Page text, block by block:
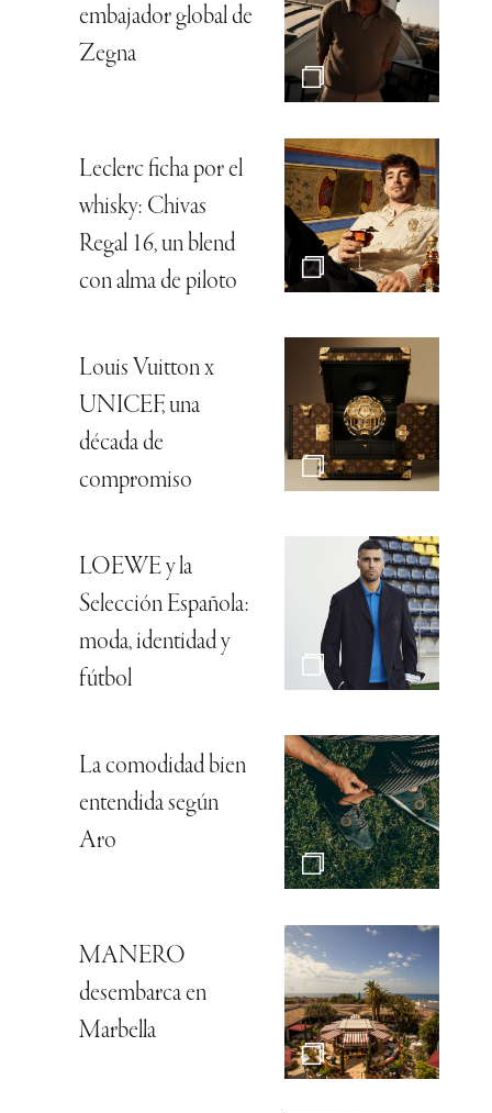
embajador global de
Zegna
Leclerc ficha por el
whisky: Chivas
Regal 16, un blend
con alma de piloto
Louis Vuitton x
UNICEF, una
década de
compromiso
LOEWE y la
Selección Española:
moda, identidad y
fútbol
La comodidad bien
entendida según
Aro
MANERO
desembarca en
Marbella